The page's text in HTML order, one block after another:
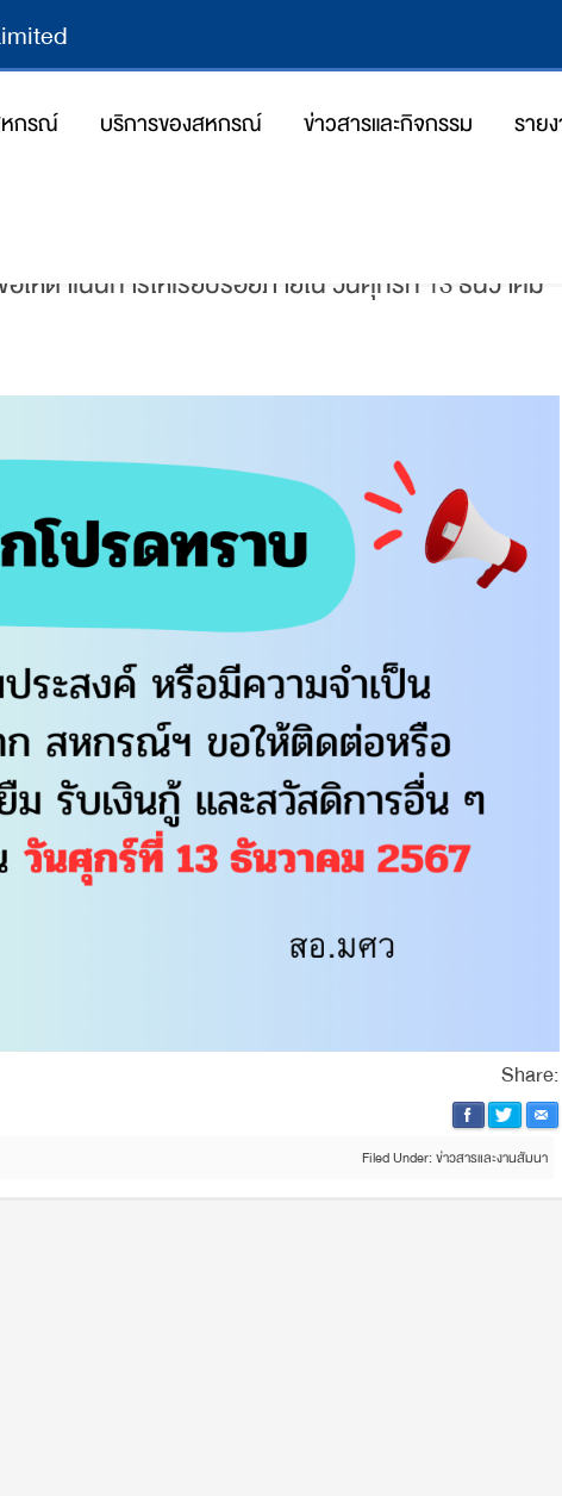
หกรณ์ บริการของสหกรณ์ ข่าวสารและกิจกรรม ราย
ห้ดำเนินการให้เรียบร้อยภายใน วันศุกร์ที่ 13 ธันวาคม
Share:
Filed Under:ข่าวสารและงานสัมนา